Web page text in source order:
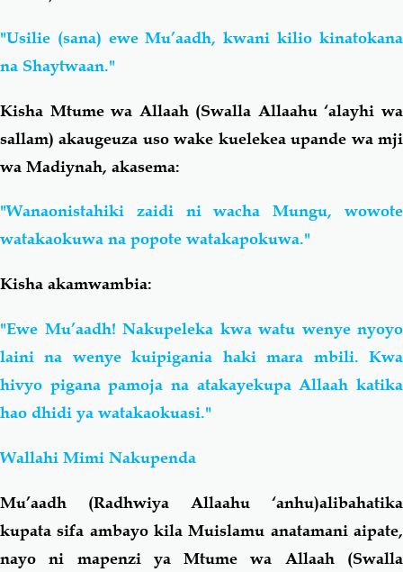
"Usilie (sana) ewe Mu’aadh, kwani kilio kinatokana
na Shaytwaan."
Kisha Mtume wa Allaah (Swalla Allaahu ‘alayhi wa
sallam) akaugeuza uso wake kuelekea upande wa mji
wa Madiynah, akasema:
"Wanaonistahiki zaidi ni wacha Mungu, wowote
watakaokuwa na popote watakapokuwa."
Kisha akamwambia:
"Ewe Mu’aadh! Nakupeleka kwa watu wenye nyoyo
laini na wenye kuipigania haki mara mbili. Kwa
hivyo pigana pamoja na atakayekupa Allaah katika
hao dhidi ya watakaokuasi."
Wallahi Mimi Nakupenda
Mu’aadh (Radhwiya Allaahu ‘anhu)alibahatika
kupata sifa ambayo kila Muislamu anatamani aipate,
nayo ni mapenzi ya Mtume wa Allaah (Swalla